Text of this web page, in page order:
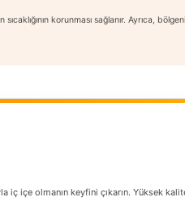
korunması sağlanır. Ayrıca,
iç içe olmanın keyfini çıkarın. Yüksek